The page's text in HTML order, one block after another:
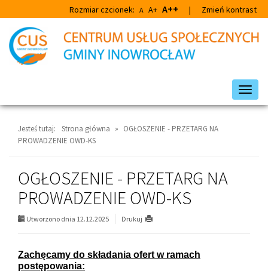
do
głównej
treści
do
wyszukiwarki
Rozmiar czcionek: A A+ A++ | Zmień kontrast
Jesteś tutaj: Strona główna » OGŁOSZENIE - PRZETARG NA
PROWADZENIE OWD-KS
OGŁOSZENIE - PRZETARG NA
PROWADZENIE OWD-KS
Utworzono dnia 12.12.2025 Drukuj
Zachęcamy do składania ofert w ramach
postępowania: